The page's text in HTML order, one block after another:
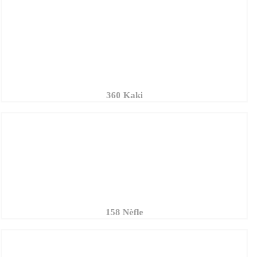
360 Kaki
158 Nèfle